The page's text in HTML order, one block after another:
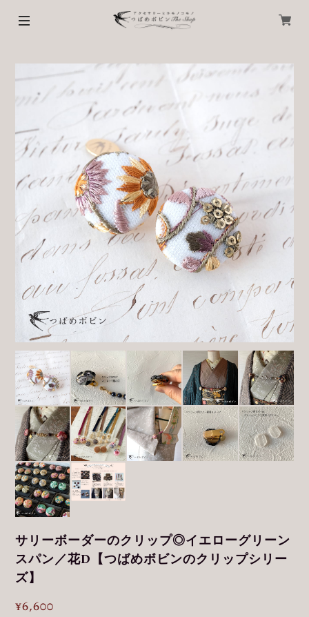
サリーボーダーのクリップ◎イエローグリーン
スパン／花D【つばめボビンのクリップシリー
ズ】
¥6,600